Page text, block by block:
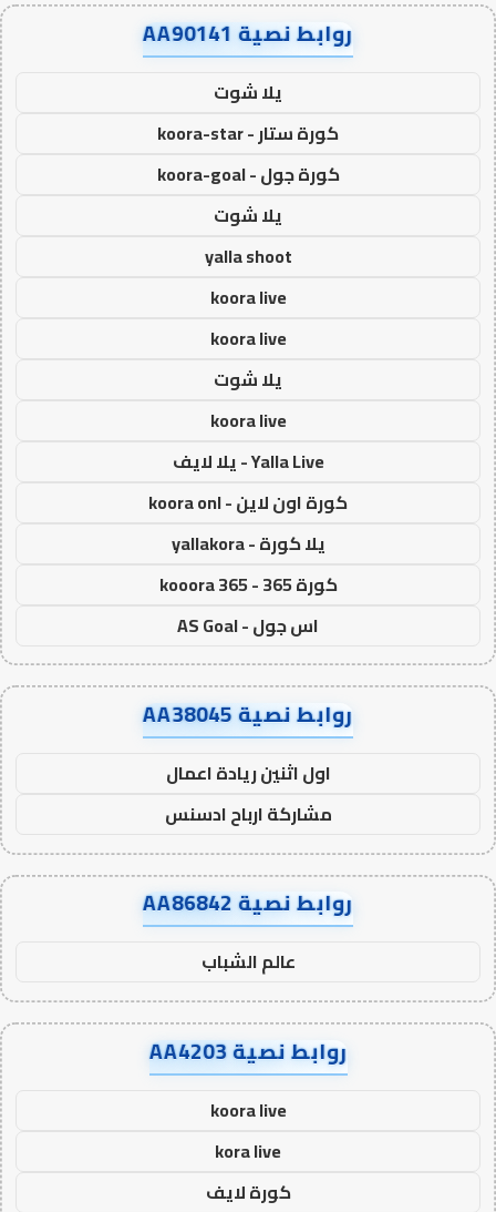
روابط نصية AA90141
يلا شوت
كورة ستار - koora-star
كورة جول - koora-goal
يلا شوت
yalla shoot
koora live
koora live
يلا شوت
koora live
Yalla Live - يلا لايف
كورة اون لاين - koora onl
يلا كورة - yallakora
كورة 365 - kooora 365
اس جول - AS Goal
روابط نصية AA38045
اول اثنين ريادة اعمال
مشاركة ارباح ادسنس
روابط نصية AA86842
عالم الشباب
روابط نصية AA4203
koora live
kora live
كورة لايف